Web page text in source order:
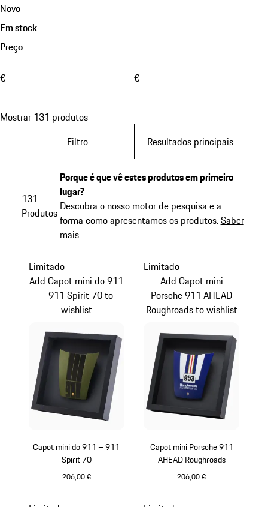
Novo
Em stock
Preço
€ €
Mostrar 131 produtos
Filtro
Resultados principais
131
Produtos
Porque é que vê estes produtos em primeiro
lugar?
Descubra o nosso motor de pesquisa e a
forma como apresentamos os produtos.Saber
mais
Capot mini do 911 – 911
Spirit 70
206,00 €
Limitado
Add Capot mini do 911
– 911 Spirit 70 to
wishlist
Capot mini Porsche 911
AHEAD Roughroads
206,00 €
Limitado
Add Capot mini
Porsche 911 AHEAD
Roughroads to wishlist